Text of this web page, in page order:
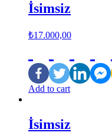
İsimsiz
₺17.000,00
Add to cart
İsimsiz